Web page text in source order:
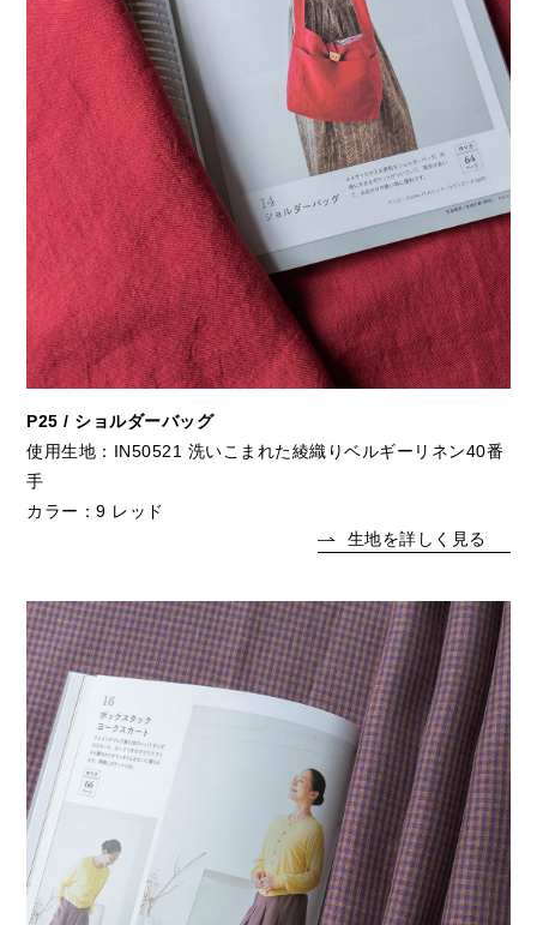
P25 / ショルダーバッグ
使用生地：IN50521 洗いこまれた綾織りベルギーリネン40番
手
カラー：9 レッド
生地を詳しく見る